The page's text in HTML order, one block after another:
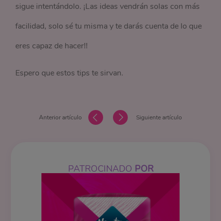
sigue intentándolo. ¡Las ideas vendrán solas con más
facilidad, solo sé tu misma y te darás cuenta de lo que
eres capaz de hacer!!
Espero que estos tips te sirvan.
Anterior artículo Siguiente artículo
PATROCINADO POR